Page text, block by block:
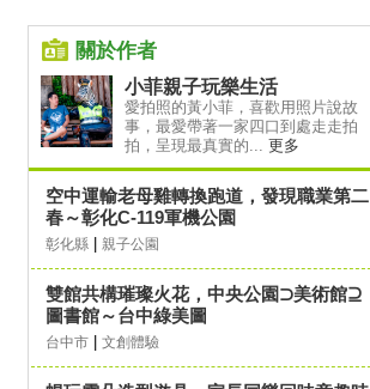
關於作者
小菲親子玩樂生活
愛拍照的黃小菲，喜歡用照片說故
事，最愛帶著一家四口到處走走拍
拍，呈現最真實的... 更多
空中運輸老母雞轉換跑道，發現職業第二
春～彰化C-119軍機公園
彰化縣 親子公園
雙館共構璀璨火花，中央公園⊃美術館⊇
圖書館～台中綠美圖
台中市 文創體驗